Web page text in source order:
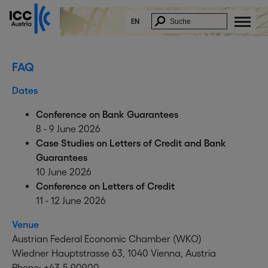
EN
FAQ
Dates
Conference on Bank Guarantees
8 - 9 June 2026
Case Studies on Letters of Credit and Bank
Guarantees
10 June 2026
Conference on Letters of Credit
11 - 12 June 2026
Venue
Austrian Federal Economic Chamber (WKO)
Wiedner Hauptstrasse 63, 1040 Vienna, Austria